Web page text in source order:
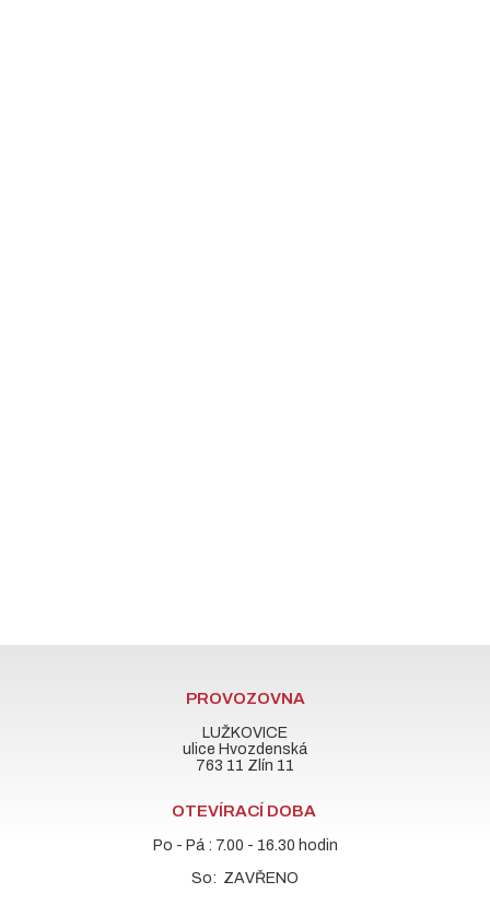
PROVOZOVNA
LUŽKOVICE
ulice Hvozdenská
763 11 Zlín 11
OTEVÍRACÍ DOBA
Po - Pá : 7.00 - 16.30 hodin
So: ZAVŘENO